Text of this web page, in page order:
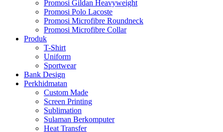
Promosi Gildan Heavyweight
Promosi Polo Lacoste
Promosi Microfibre Roundneck
Promosi Microfibre Collar
Produk
T-Shirt
Uniform
Sportwear
Bank Design
Perkhidmatan
Custom Made
Screen Printing
Sublimation
Sulaman Berkomputer
Heat Transfer